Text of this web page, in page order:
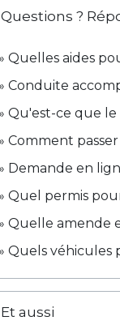
Questions ?
Quelles aides
Conduite
Qu'est-ce que
Comment
Demande en
Quel permis
Quelle amende
Quels véhicules
Et aussi